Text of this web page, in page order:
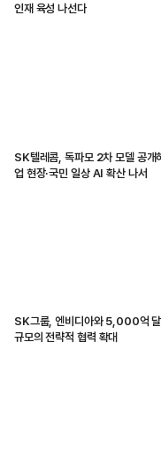
인재 육성 나선다
SK텔레콤, 독파모 2차 모델 공개
업 현장·국민 일상 AI 확산 나서
SK그룹, 엔비디아와 5,000억
규모의 전략적 협력 확대